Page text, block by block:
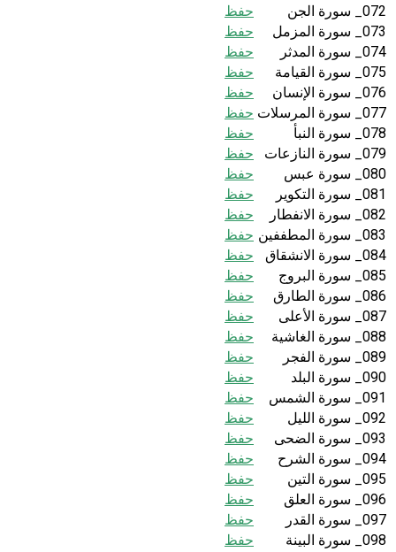
072_ سورة الجن
حفظ
073_ سورة المزمل
حفظ
074_ سورة المدثر
حفظ
075_ سورة القيامة
حفظ
076_ سورة الإنسان
حفظ
077_ سورة المرسلات
حفظ
078_ سورة النبأ
حفظ
079_ سورة النازعات
حفظ
080_ سورة عبس
حفظ
081_ سورة التكوير
حفظ
082_ سورة الانفطار
حفظ
083_ سورة المطففين
حفظ
084_ سورة الانشقاق
حفظ
085_ سورة البروج
حفظ
086_ سورة الطارق
حفظ
087_ سورة الأعلى
حفظ
088_ سورة الغاشية
حفظ
089_ سورة الفجر
حفظ
090_ سورة البلد
حفظ
091_ سورة الشمس
حفظ
092_ سورة الليل
حفظ
093_ سورة الضحى
حفظ
094_ سورة الشرح
حفظ
095_ سورة التين
حفظ
096_ سورة العلق
حفظ
097_ سورة القدر
حفظ
098_ سورة البينة
حفظ